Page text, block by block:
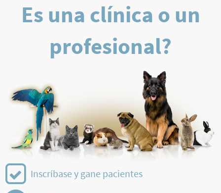
Es una clínica o un
profesional?
Inscríbase y gane pacientes